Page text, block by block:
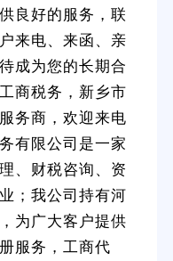
良好的服务，联
来电、来函、亲
成为您的长期合
商税务，新乡市
务商，欢迎来电
有限公司是一家
、财税咨询、资
；我公司持有河
为广大客户提供
服务，工商代